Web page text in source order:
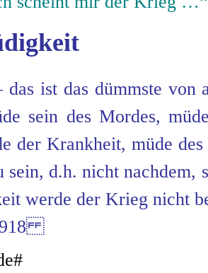
das ist das dümmste
sein des Mordes,
der Krankheit, müde
sein, d.h. nicht nachdem,
werde der Krieg nicht